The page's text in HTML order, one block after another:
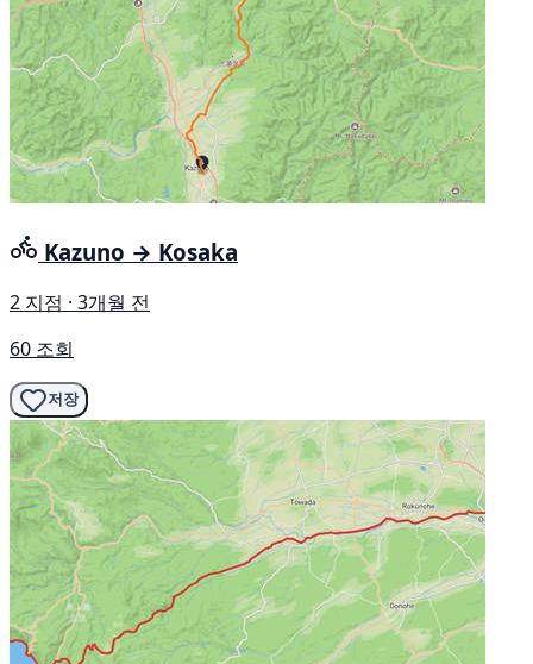
Kazuno → Kosaka
2 지점 · 3개월 전
60 조회
저장